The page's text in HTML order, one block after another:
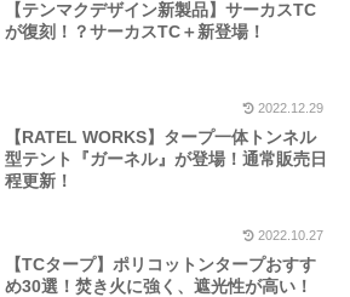
【テンマクデザイン新製品】サーカスTC
が復刻！？サーカスTC＋新登場！
2022.12.29
【RATEL WORKS】タープ一体トンネル
型テント『ガーネル』が登場！通常販売日
程更新！
2022.10.27
【TCタープ】ポリコットンタープおすす
め30選！焚き火に強く、遮光性が高い！